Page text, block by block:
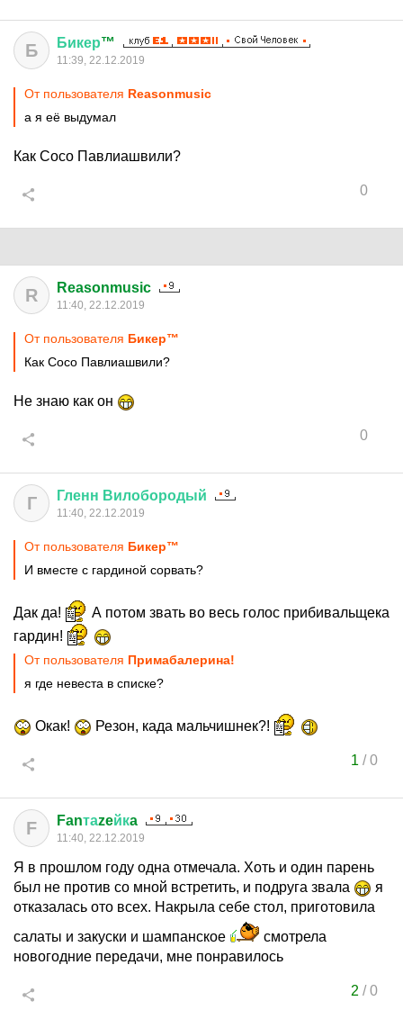
Б Бикер™
11:39, 22.12.2019
От пользователя Reasonmusic
а я её выдумал
Как Сосо Павлиашвили?
0
R Reasonmusic
11:40, 22.12.2019
От пользователя Бикер™
Как Сосо Павлиашвили?
Не знаю как он
0
Г Гленн Вилобородый
11:40, 22.12.2019
От пользователя Бикер™
И вместе с гардиной сорвать?
Дак да!
А потом звать во весь голос прибивальщека
гардин!
От пользователя Примабалерина!
я где невеста в списке?
Окак! Резон, када мальчишнек?!
1 /0
F Fanтаzeйкa
11:40, 22.12.2019
Я в прошлом году одна отмечала. Хоть и один парень
был не против со мной встретить, и подруга звала
я
отказалась ото всех. Накрыла себе стол, приготовила
салаты и закуски и шампанское
смотрела
новогодние передачи, мне понравилось
2 /0